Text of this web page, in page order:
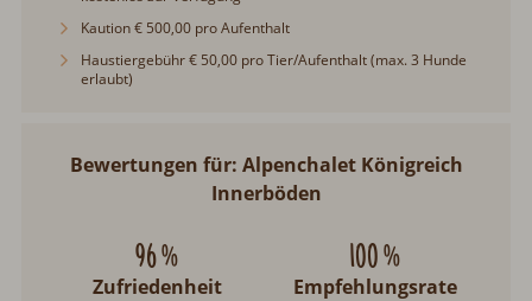
Kaution € 500,00 pro Aufenthalt
Haustiergebühr € 50,00 pro Tier/Aufenthalt (max. 3 Hunde
erlaubt)
Bewertungen für: Alpenchalet Königreich
Innerböden
96 %
Zufriedenheit
100 %
Empfehlungsrate